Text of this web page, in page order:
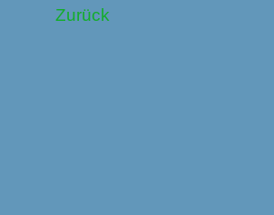
Zurück